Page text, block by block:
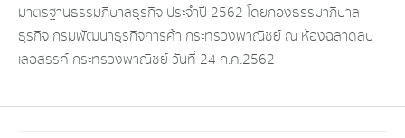
มาตรฐานธรรมภิบาลธุรกิจ ประจำปี 2562 โดยกองธรรมาภิบาล
ธุรกิจ กรมพัฒนาธุรกิจการค้า กระทรวงพาณิชย์ ณ ห้องฉลาดลบ
เลอสรรค์ กระทรวงพาณิชย์ วันที่ 24 ก.ค.2562